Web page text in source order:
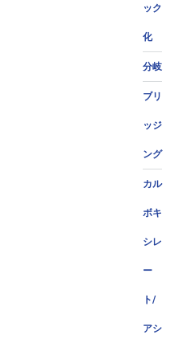
ック
化
分岐
ブリ
ッジ
ング
カル
ボキ
シレ
ー
ト/
アシ